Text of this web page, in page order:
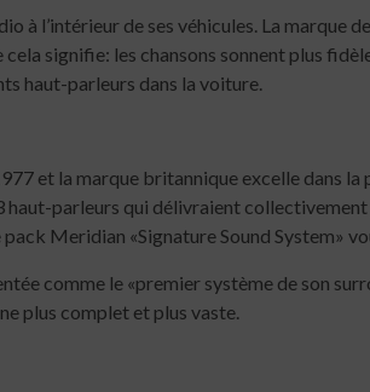
à l’intérieur de ses véhicules. La marque
signifie: les chansons sonnent plus
haut-parleurs dans la voiture.
et la marque britannique excelle dans la
parleurs qui délivraient
Meridian «Signature Sound System»
comme le «premier système de son
plus complet et plus vaste.